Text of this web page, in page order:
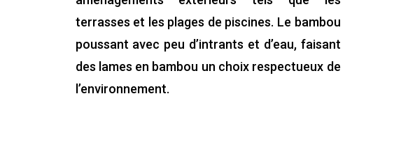
terrasses et les plages de piscines. Le bambou
poussant avec peu d’intrants et d’eau, faisant
des lames en bambou un choix respectueux de
l’environnement.